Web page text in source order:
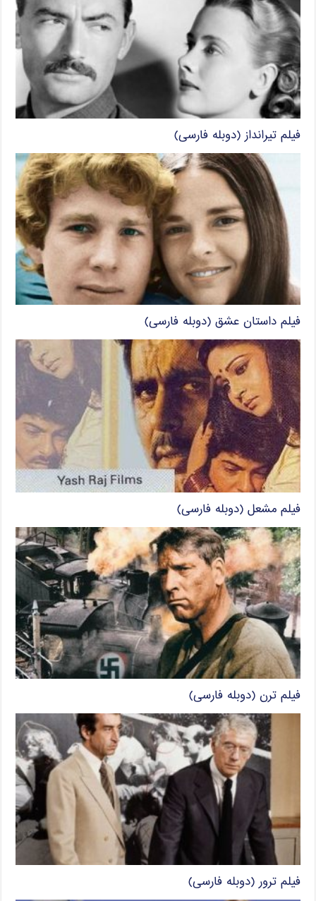
فیلم تیرانداز (دوبله فارسی)
فیلم داستان عشق (دوبله فارسی)
فیلم مشعل (دوبله فارسی)
فیلم ترن (دوبله فارسی)
فیلم ترور (دوبله فارسی)